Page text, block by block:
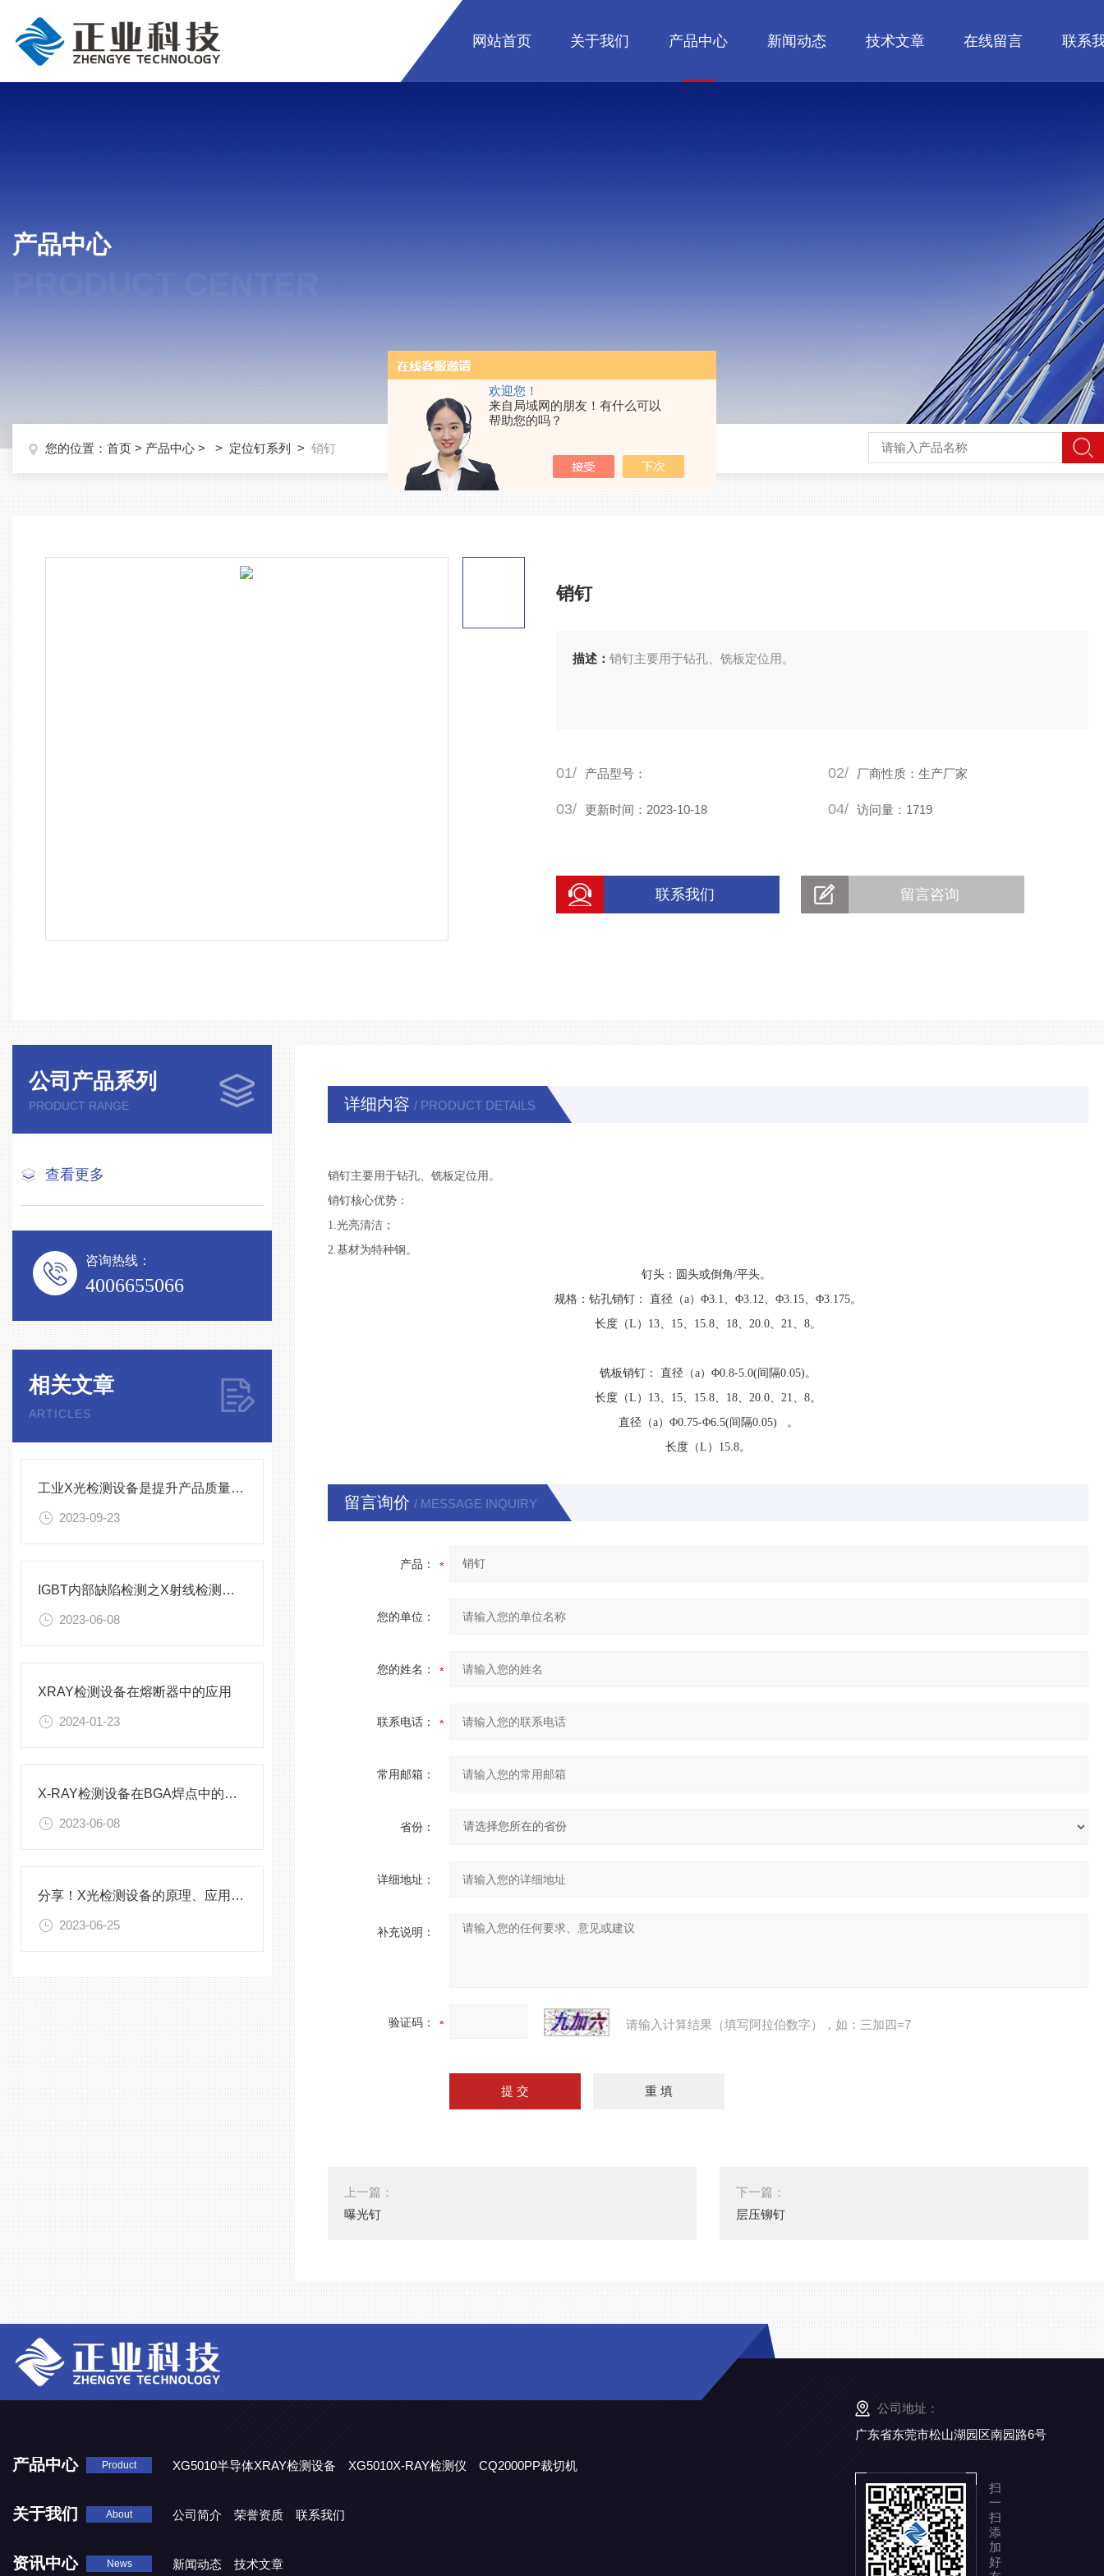
欢迎您！
来自局域网的朋友！有什么可以
帮助您的吗？
网站首页 关于我们 产品中心 新闻动态 技术文章 在线留言 联系
产品中心
您的位置： 首页 > 产品中心 > > 定位钉系列 > 销钉
销钉
描述：销钉主要用于钻孔、铣板定位用。
01/ 产品型号： 02/ 厂商性质：生产厂家
03/ 更新时间：2023-10-18 04/ 访问量：1719
联系我们 留言咨询
公司产品系列
PRODUCT RANGE
查看更多
咨询热线：
4006655066
相关文章
ARTICLES
工业X光检测设备是提升产品质量和生产效率的关键设备
2023-09-23
IGBT内部缺陷检测之X射线检测设备
2023-06-08
XRAY检测设备在熔断器中的应用
2024-01-23
X-RAY检测设备在BGA焊点中的应用
2023-06-08
分享！X光检测设备的原理、应用和优势
2023-06-25
详细内容 / PRODUCT DETAILS
销钉主要用于钻孔、铣板定位用。
销钉核心优势：
1.光亮清洁；
2.基材为特种钢。
钉头：圆头或倒角/平头。
规格：钻孔销钉： 直径（a）Φ3.1、Φ3.12、Φ3.15、Φ3.175。
长度（L）13、15、15.8、18、20.0、21、8。
铣板销钉： 直径（a）Φ0.8-5.0(间隔0.05)。
长度（L）13、15、15.8、18、20.0、21、8。
直径（a）Φ0.75-Φ6.5(间隔0.05) 。
长度（L）15.8。
留言询价 / MESSAGE INQUIRY
产品：
您的单位：
您的姓名：
联系电话：
常用邮箱：
省份：
详细地址：
补充说明：
验证码： 请输入计算结果（填写阿拉伯数字），如：三加四=7
上一篇：
曝光钉
下一篇：
层压铆钉
产品中心 Product XG5010半导体XRAY检测设备 XG5010X-RAY检测仪
CQ2000PP裁切机
关于我们 About 公司简介 荣誉资质 联系我们
资讯中心 News 新闻动态 技术文章
公司地址：
广东省东莞市松山湖园区南园路6号
扫
一
扫
添
加
好